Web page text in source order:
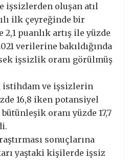
işsizlerden oluşan atıl
ilk çeyreğinde bir
puanlık artış ile yüzde
verilerine bakıldığında
işsizlik oranı görülmüş
istihdam ve işsizlerin
16,8 iken potansiyel
oranı yüzde 17,7
sonuçlarına
yaştaki kişilerde işsiz